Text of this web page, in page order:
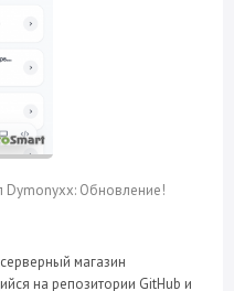
Dymonyxx: Обновление!
магазин
на репозитории GitHub и